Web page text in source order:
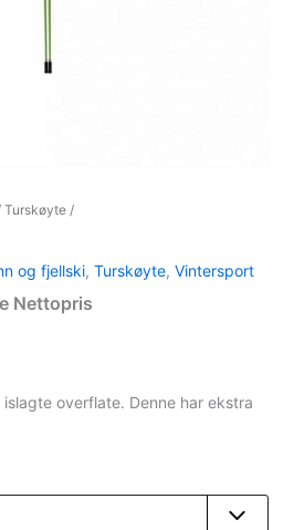
Turskøyte /
og fjellski,Turskøyte,Vintersport
Nettopris
overflate. Denne har ekstra